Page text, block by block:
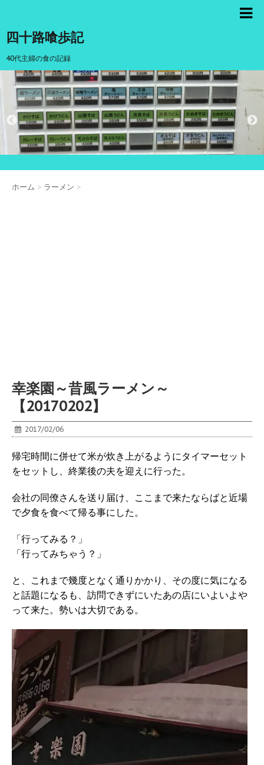
四十路喰歩記
40代主婦の食の記録
ホーム > ラーメン >
幸楽園～昔風ラーメン～
【20170202】
2017/02/06
帰宅時間に併せて米が炊き上がるようにタイマーセット
をセットし、終業後の夫を迎えに行った。
会社の同僚さんを送り届け、ここまで来たならばと近場
で夕食を食べて帰る事にした。
「行ってみる？」
「行ってみちゃう？」
と、これまで幾度となく通りかかり、その度に気になる
と話題になるも、訪問できずにいたあの店にいよいよや
って来た。勢いは大切である。